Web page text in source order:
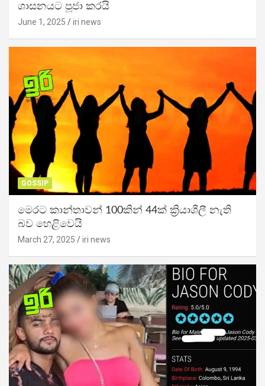
ශාසනයට පූජා කරයි
June 1, 2025 iri news
GOSSIP
මෙරට කාන්තාවන් 100කින් 44ක් ක්‍රියාශීලී නැති
බව හෙළිවෙයි
March 27, 2025 iri news